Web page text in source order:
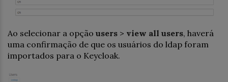
Ao selecionar a opção users > view all users, haverá
uma confirmação de que os usuários do ldap foram
importados para o Keycloak.